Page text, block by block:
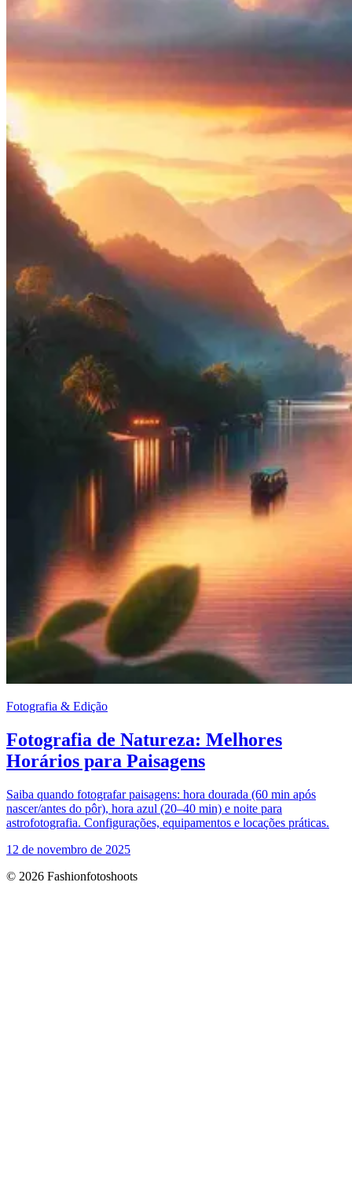
Fotografia & Edição
Fotografia de Natureza: Melhores
Horários para Paisagens
Saiba quando fotografar paisagens: hora dourada (60 min após
nascer/antes do pôr), hora azul (20–40 min) e noite para
astrofotografia. Configurações, equipamentos e locações práticas.
12 de novembro de 2025
© 2026 Fashionfotoshoots